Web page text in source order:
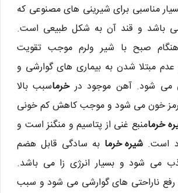
مناسبی برای شیرینی های مصنوعی که
می باشد و قند آن به شکل طبیعی است.
هنگام صبح با شیر ولرم موجب تقویت
مبتلا شدن به بیماری های گوارشی و
می شود. آهن موجود درخرماسبب بالا
خون می شود و موجب کاهش کم خونی
خرمامنبع غنی از پتاسیم و منگنز است و
است. شیره خرما به سادگی قابل هضم
می شود و بسیار انرژی زا می باشد.
ناراحتی های گوارشی می شود و سبب